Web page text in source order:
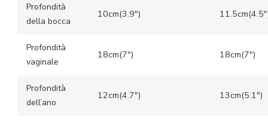
Profondità
della bocca
10cm(3.9″)
Profondità
vaginale
18cm(7″) 18cm(7″)
Profondità
dell’ano
12cm(4.7″) 13cm(5.1″)